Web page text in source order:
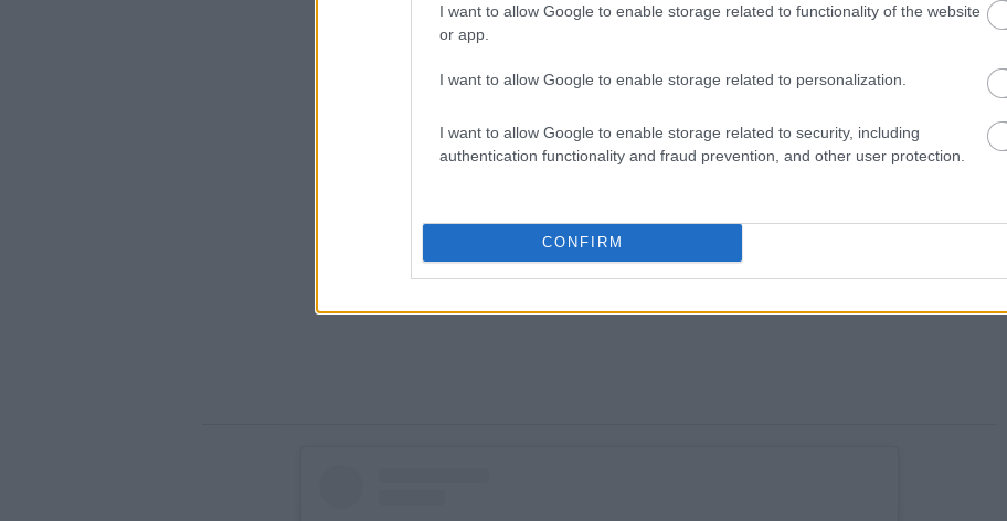
I want to allow Google to enable storage related to functionality of the website
or app.
I want to allow Google to enable storage related to personalization.
I want to allow Google to enable storage related to security, including
authentication functionality and fraud prevention, and other user protection.
CONFIRM